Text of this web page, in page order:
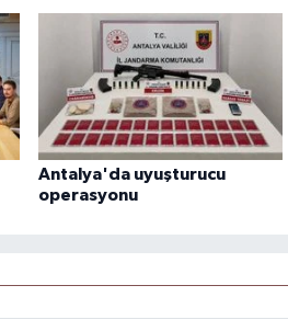
Antalya'da uyuşturucu
operasyonu